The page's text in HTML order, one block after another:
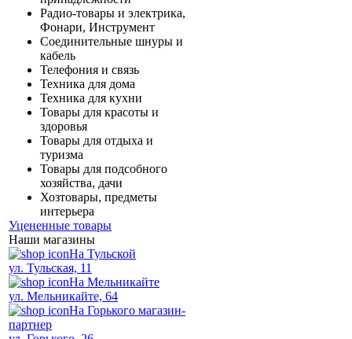
Радио-товары и электрика,
Фонари, Инструмент
Соединительные шнуры и
кабель
Телефония и связь
Техника для дома
Техника для кухни
Товары для красоты и
здоровья
Товары для отдыха и
туризма
Товары для подсобного
хозяйства, дачи
Хозтовары, предметы
интерьера
Уцененные товары
Наши магазины
На Тульской
ул. Тульская, 11
На Мельникайте
ул. Мельникайте, 64
На Горького магазин-
партнер